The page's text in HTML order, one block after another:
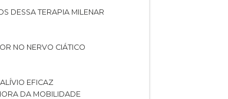
DESSA TERAPIA MILENAR
NO NERVO CIÁTICO
ALÍVIO EFICAZ
DA MOBILIDADE